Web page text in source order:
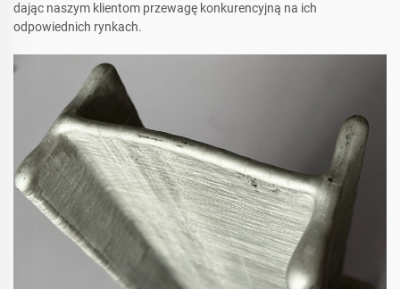
dając naszym klientom przewagę konkurencyjną na ich
odpowiednich rynkach.